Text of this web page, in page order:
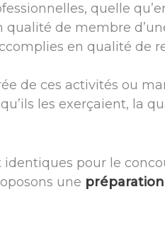
quelle
qualité de membre
en qualité de
de ces activités ou
les exerçaient, la
identiques pour le
une